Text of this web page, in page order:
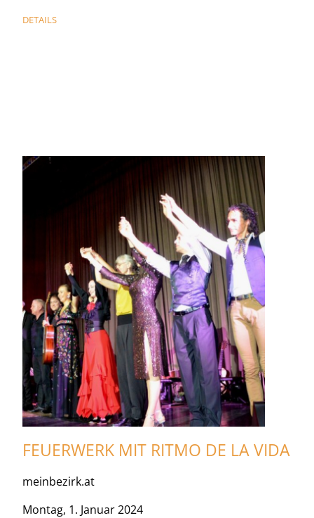
DETAILS
FEUERWERK MIT RITMO DE LA VIDA
meinbezirk.at
Montag, 1. Januar 2024